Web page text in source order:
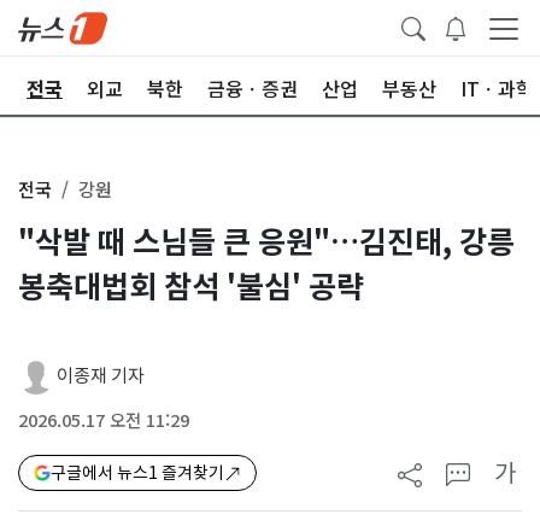
전국 외교 북한 금융ㆍ증권 산업 부동산 ITㆍ과학
전국 강원
"삭발 때 스님들 큰 응원"…김진태, 강릉
봉축대법회 참석 '불심' 공략
이종재 기자
2026.05.17 오전 11:29
구글에서 뉴스1 즐겨찾기 가